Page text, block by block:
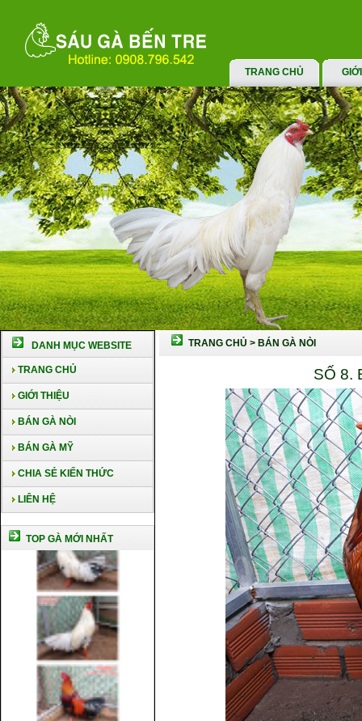
TRANG CHỦ
DANH MỤC WEBSITE
TRANG CHỦ
GIỚI THIỆU
BÁN GÀ NÒI
BÁN GÀ MỸ
CHIA SẺ KIẾN THỨC
LIÊN HỆ
TOP GÀ MỚI NHẤT
TRANG CHỦ > BÁN GÀ NÒI
SỐ 8.